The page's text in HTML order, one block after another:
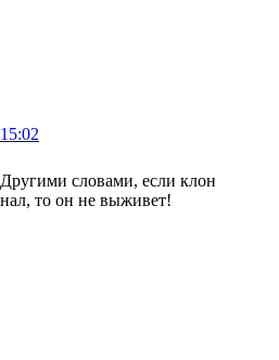
словами, если клон
то он не выживет!